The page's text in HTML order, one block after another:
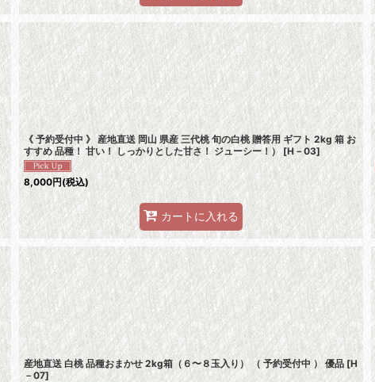
《 予約受付中 》 産地直送 岡山 県産 三代桃 旬の白桃 贈答用 ギフト 2kg 箱 お
すすめ 品種！ 甘い！ しっかりとした甘さ！ ジューシー！） [H－03]
8,000円(税込)
カートに入れる
産地直送 白桃 品種おまかせ 2kg箱（６〜８玉入り） （ 予約受付中 ） 優品 [H
－07]